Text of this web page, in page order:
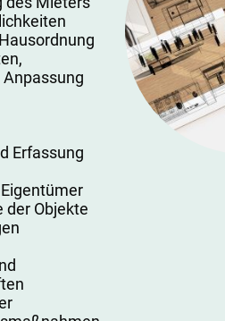
Erfassung
der Objekte